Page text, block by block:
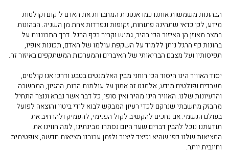
הבהונות משמשות אותנו כמו אנטנות המחברות את האדם ליקום וקולטות
מידע, לכן כדאי שתהינה פתוחות, זקופות ונפרדות אחת מן השניה. הבהונות
במצב מאוזן הן האיזור הכי בהיר, גמיש וקריר בכף הרגל. דרך התבוננות על
בהונות כף הרגל ניתן ללמוד על השקפת עולמו של האדם, תכונות אופיו,
תפיסותיו ועל מצבם הבריאותי של האיברים והמערכות המשתקפים באיזור זה.
יסוד האוויר הינו היסוד הכי רוחני מבין האלמנטים בטבע ודרכו אנו קולטים,
מעבדים ופולטים מידע, אלמנט זה אמון על עולמות הרוח, ההגיון, המחשבה
והרעיונות שלנו. האוויר הינו מהיר ואין סופי, כל דבר אשר נברא ונוצר התחיל
מהבזק מחשבתי שנרקם לכדי רעיון המבקש לבוא לידי ביטוי והוצאה לפועל
בעולם הגשמי. אם נחכים להקשיב לקול הפנימי, להעמיק ולהרחיב את
תודעתנו נוכל להבין דברים שעד היום נסתרו מבינתינו, למה חווינו את
המציאות שלנו כפי שהיא וכיצד ליצור ולזמן עבורנו מציאות חדשה, אופטימית
וחיובית יותר.